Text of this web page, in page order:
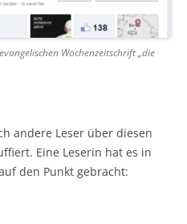
Wochenzeitschrift „die
andere Leser über diesen
Eine Leserin hat es in
den Punkt gebracht: